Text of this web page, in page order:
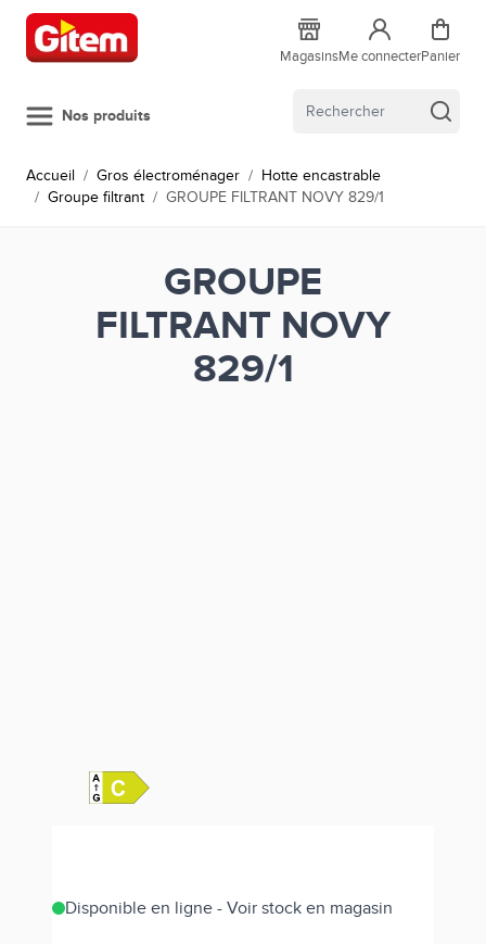
Allez au contenu
MagasinsMe connecterPanier
Nos produits
Accueil / Gros électroménager / Hotte encastrable
/ Groupe filtrant / GROUPE FILTRANT NOVY 829/1
GROUPE
FILTRANT NOVY
829/1
Disponible en ligne - Voir stock en magasin